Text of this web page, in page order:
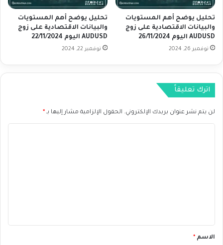
ي
ة
ق
ت
ص
ا
ي
ة
ى
ز
ي
تحليل يوضح أهم المستويات
والبيانات الاقتصادية على زوج
AUDUSD اليوم 26/11/2024
نوفمبر 26, 2024
تحليل يوضح أهم المستويات
والبيانات الاقتصادية على زوج
AUDUSD اليوم 22/11/2024
نوفمبر 22, 2024
اترك تعليقاً
لن يتم نشر عنوان بريدك الإلكتروني. الحقول الإلزامية مشار إليها بـ *
*الاسم *